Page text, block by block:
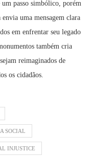
um passo simbólico, porém
uma mensagem clara
em enfrentar seu legado
também cria
reimaginados de
os cidadãos.
SOCIAL
INJUSTICE